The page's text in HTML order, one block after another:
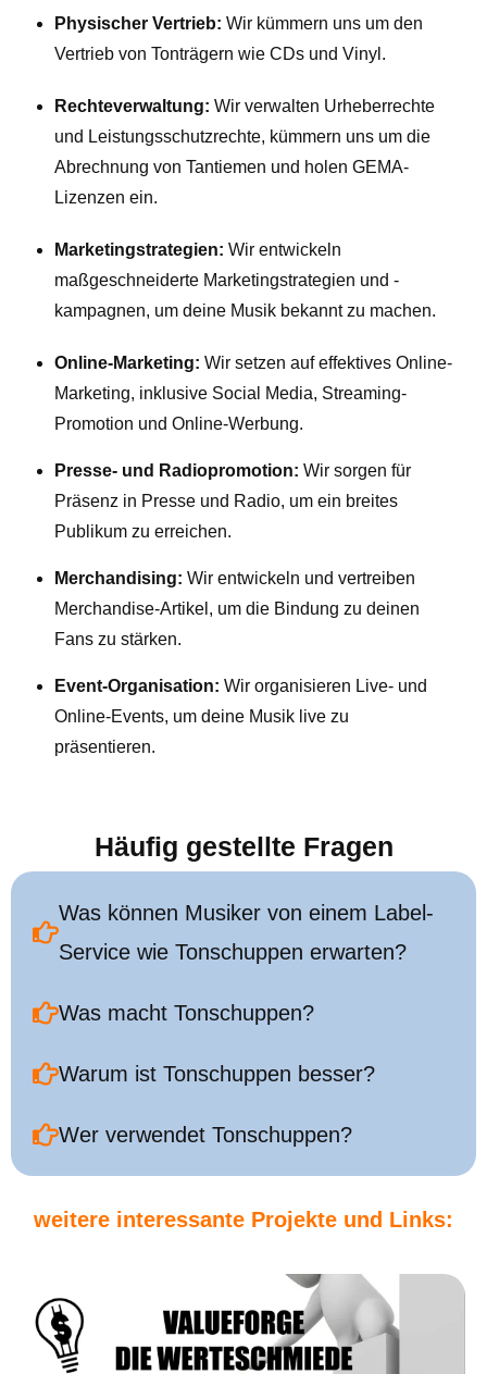
Physischer Vertrieb: Wir kümmern uns um den
Vertrieb von Tonträgern wie CDs und Vinyl.
Rechteverwaltung: Wir verwalten Urheberrechte
und Leistungsschutzrechte, kümmern uns um die
Abrechnung von Tantiemen und holen GEMA-
Lizenzen ein.
Marketingstrategien: Wir entwickeln
maßgeschneiderte Marketingstrategien und -
kampagnen, um deine Musik bekannt zu machen.
Online-Marketing: Wir setzen auf effektives Online-
Marketing, inklusive Social Media, Streaming-
Promotion und Online-Werbung.
Presse- und Radiopromotion: Wir sorgen für
Präsenz in Presse und Radio, um ein breites
Publikum zu erreichen.
Merchandising: Wir entwickeln und vertreiben
Merchandise-Artikel, um die Bindung zu deinen
Fans zu stärken.
Event-Organisation: Wir organisieren Live- und
Online-Events, um deine Musik live zu
präsentieren.
Häufig gestellte Fragen
Was können Musiker von einem Label-
Service wie Tonschuppen erwarten?
Was macht Tonschuppen?
Warum ist Tonschuppen besser?
Wer verwendet Tonschuppen?
weitere interessante Projekte und Links: